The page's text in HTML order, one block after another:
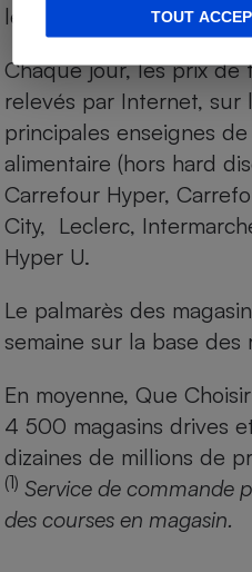
TOUT
leurs équivalents chez
Chaque jour, les prix
relevés par Internet, sur
principales enseignes
alimentaire (hors hard
Carrefour Hyper,
City, Leclerc,
Hyper U.
Le palmarès des
semaine sur la base des
En moyenne, Que
4 500 magasins drives
dizaines de millions de
(1) Service de commande
des courses en magasin.